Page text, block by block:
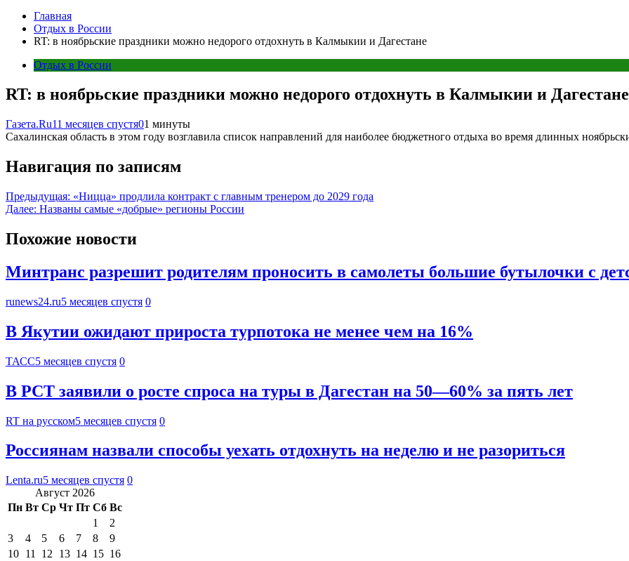
Главная
Отдых в России
RT: в ноябрьские праздники можно недорого отдохнуть в Калмыкии и Дагестане
Отдых в России
RT: в ноябрьские праздники можно недорого отдохнуть в Калмыкии и Дагестане
Газета.Ru11 месяцев спустя01 минуты
Сахалинская область в этом году возглавила список направлений для наиболее бюджетного отдыха во время длинных
Навигация по записям
Предыдущая: «Ницца» продлила контракт с главным тренером до 2029 года
Далее: Названы самые «добрые» регионы России
Похожие новости
Минтранс разрешит родителям проносить в самолеты большие бутылочки с
runews24.ru5 месяцев спустя 0
В Якутии ожидают прироста турпотока не менее чем на 16%
ТАСС5 месяцев спустя 0
В РСТ заявили о росте спроса на туры в Дагестан на 50—60% за пять лет
RT на русском5 месяцев спустя 0
Россиянам назвали способы уехать отдохнуть на неделю и не разориться
Lenta.ru5 месяцев спустя 0
Август 2026
Пн Вт Ср Чт Пт Сб Вс
1
2
3
4 5 6 7 8
9
10 11 12 13 14 15 16